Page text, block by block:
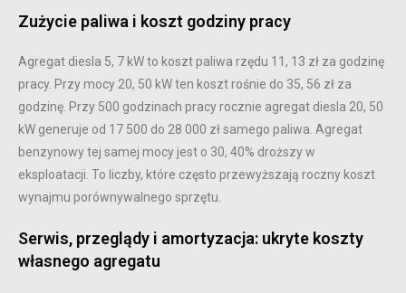
Zużycie paliwa i koszt godziny pracy
Agregat diesla 5, 7 kW to koszt paliwa rzędu 11, 13 zł za godzinę
pracy. Przy mocy 20, 50 kW ten koszt rośnie do 35, 56 zł za
godzinę. Przy 500 godzinach pracy rocznie agregat diesla 20, 50
kW generuje od 17 500 do 28 000 zł samego paliwa. Agregat
benzynowy tej samej mocy jest o 30, 40% droższy w
eksploatacji. To liczby, które często przewyższają roczny koszt
wynajmu porównywalnego sprzętu.
Serwis, przeglądy i amortyzacja: ukryte koszty
własnego agregatu